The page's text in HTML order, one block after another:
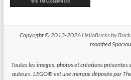
Copyright © 2013-2026HelloBricks by
modified
Toutes les images, photos et créations présentes
auteurs. LEGO® est une marque déposée par